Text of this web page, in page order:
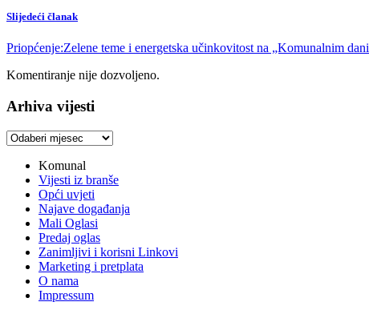
Slijedeći članak
Priopćenje:Zelene teme i energetska učinkovitost na „Komunalnim
Komentiranje nije dozvoljeno.
Arhiva vijesti
Arhiva
Komunal
Vijesti iz branše
Opći uvjeti
Najave događanja
Mali Oglasi
Predaj oglas
Zanimljivi i korisni Linkovi
Marketing i pretplata
O nama
Impressum